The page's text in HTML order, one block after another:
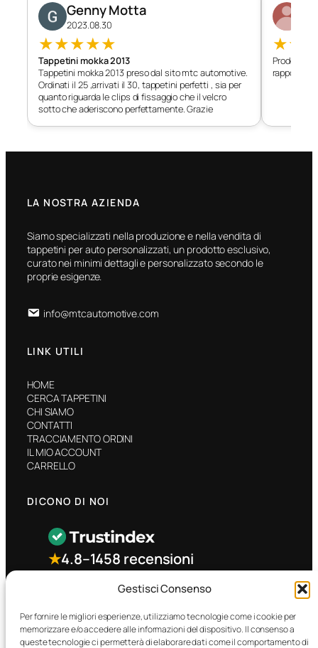
Gestisci Consenso
Per fornire le migliori esperienze, utilizziamo tecnologie come i cookie per
memorizzare e/o accedere alle informazioni del dispositivo. Il consenso a
queste tecnologie ci permetterà di elaborare dati come il comportamento di
Genny Motta
2023.08.30
★★★★★
Tappetini mokka 2013
Tappetini mokka 2013 preso dal sito mtc automotive.
Ordinati il 25 ,arrivati il 30, tappetini perfetti , sia per
quanto riguarda le clips di fissaggio che il velcro
sotto che aderiscono perfettamente. Grazie
★★
Prodotto
rapporto
LA NOSTRA AZIENDA
Siamo specializzati nella produzione e nella vendita di
tappetini per auto personalizzati, un prodotto esclusivo,
curato nei minimi dettagli e personalizzato secondo le
proprie esigenze.
info@mtcautomotive.com
LINK UTILI
HOME
CERCA TAPPETINI
CHI SIAMO
CONTATTI
TRACCIAMENTO ORDINI
IL MIO ACCOUNT
CARRELLO
DICONO DI NOI
★4.8–1458 recensioni
CONTATTO RAPIDO